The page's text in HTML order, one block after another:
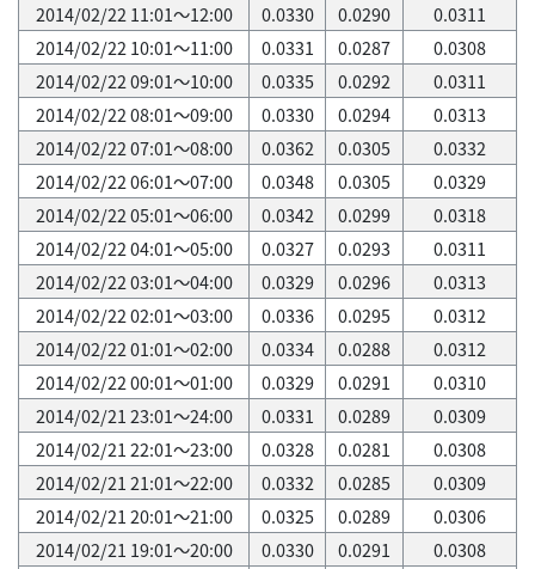
2014/02/22 11:01～12:00
0.0330 0.0290
0.0311
2014/02/22 10:01～11:00
0.0331 0.0287
0.0308
2014/02/22 09:01～10:00
0.0335 0.0292
0.0311
2014/02/22 08:01～09:00
0.0330 0.0294
0.0313
2014/02/22 07:01～08:00
0.0362 0.0305
0.0332
2014/02/22 06:01～07:00
0.0348 0.0305
0.0329
2014/02/22 05:01～06:00
0.0342 0.0299
0.0318
2014/02/22 04:01～05:00
0.0327 0.0293
0.0311
2014/02/22 03:01～04:00
0.0329 0.0296
0.0313
2014/02/22 02:01～03:00
0.0336 0.0295
0.0312
2014/02/22 01:01～02:00
0.0334 0.0288
0.0312
2014/02/22 00:01～01:00
0.0329 0.0291
0.0310
2014/02/21 23:01～24:00
0.0331 0.0289
0.0309
2014/02/21 22:01～23:00
0.0328 0.0281
0.0308
2014/02/21 21:01～22:00
0.0332 0.0285
0.0309
2014/02/21 20:01～21:00
0.0325 0.0289
0.0306
2014/02/21 19:01～20:00
0.0330 0.0291
0.0308